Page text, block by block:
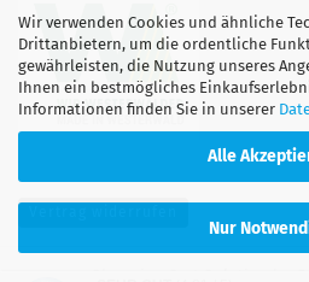
Wir verwenden Cookies und ähnliche
Drittanbietern, um die ordentliche
gewährleisten, die Nutzung unseres
Ihnen ein bestmögliches
Informationen finden Sie in unserer
Alle
Nur